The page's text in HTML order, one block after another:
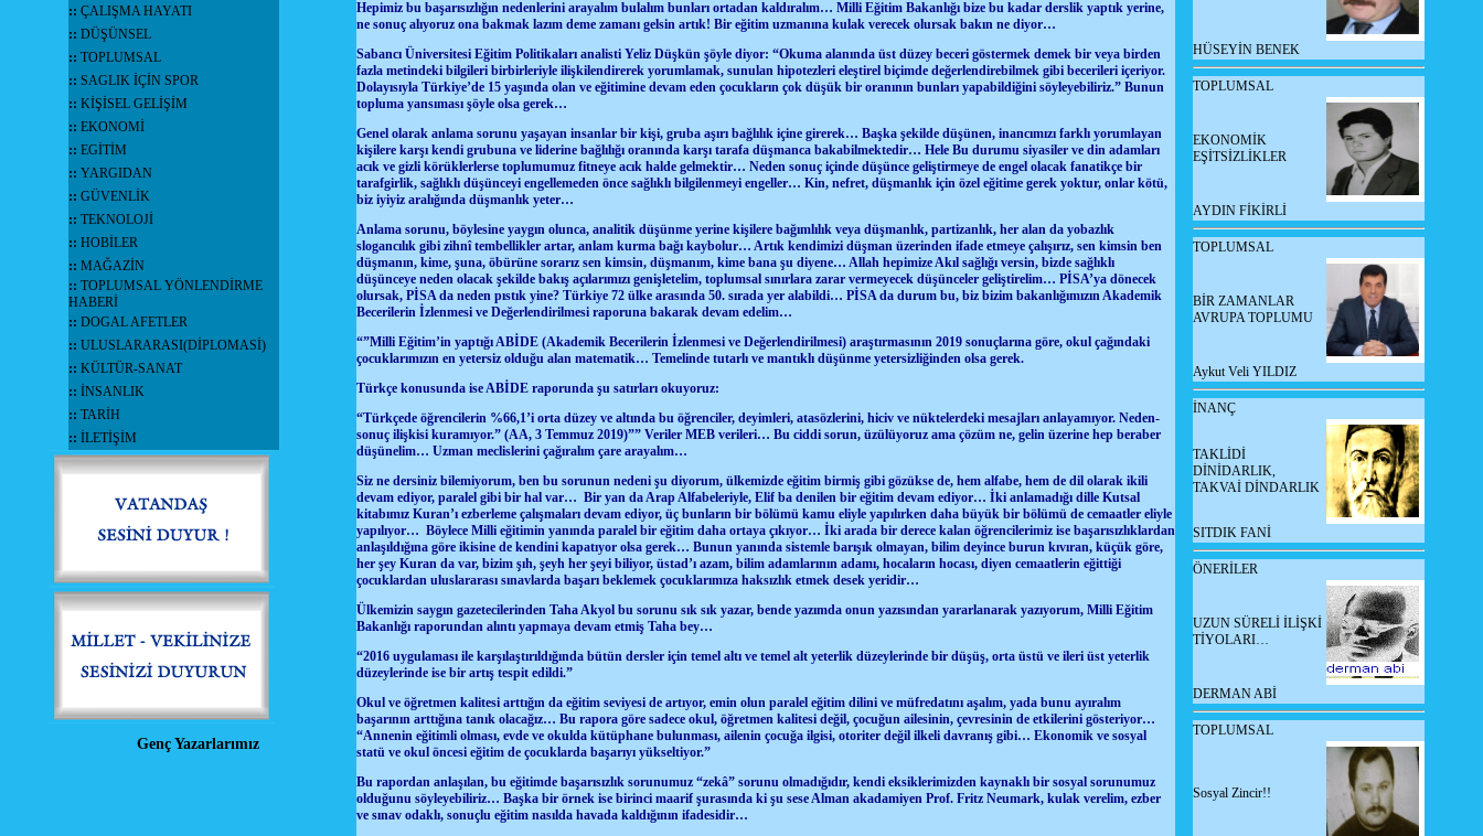
:: ÇALIŞMA HAYATI
:: DÜŞÜNSEL
:: TOPLUMSAL
:: SAGLIK İÇİN SPOR
:: KİŞİSEL GELİŞİM
:: EKONOMİ
:: EGİTİM
:: YARGIDAN
:: GÜVENLİK
:: TEKNOLOJİ
:: HOBİLER
:: MAĞAZİN
:: TOPLUMSAL YÖNLENDİRME
HABERİ
:: DOGAL AFETLER
:: ULUSLARARASI(DİPLOMASİ)
:: KÜLTÜR-SANAT
:: İNSANLIK
:: TARİH
:: İLETİŞİM
Genç Yazarlarımız
Hepimiz bu başarısızlığın nedenlerini arayalım bulalım bunları ortadan kaldıralım… Milli Eğitim Bakanlığı bize bu kadar derslik yaptık yerine,
ne sonuç alıyoruz ona bakmak lazım deme zamanı gelsin artık! Bir eğitim uzmanına kulak verecek olursak bakın ne diyor…
Sabancı Üniversitesi Eğitim Politikaları analisti Yeliz Düşkün şöyle diyor: “Okuma alanında üst düzey beceri göstermek demek bir veya birden
fazla metindeki bilgileri birbirleriyle ilişkilendirerek yorumlamak, sunulan hipotezleri eleştirel biçimde değerlendirebilmek gibi becerileri içeriyor.
Dolayısıyla Türkiye’de 15 yaşında olan ve eğitimine devam eden çocukların çok düşük bir oranının bunları yapabildiğini söyleyebiliriz.” Bunun
topluma yansıması şöyle olsa gerek…
Genel olarak anlama sorunu yaşayan insanlar bir kişi, gruba aşırı bağlılık içine girerek… Başka şekilde düşünen, inancımızı farklı yorumlayan
kişilere karşı kendi grubuna ve liderine bağlılığı oranında karşı tarafa düşmanca bakabilmektedir… Hele Bu durumu siyasiler ve din adamları
acık ve gizli körüklerlerse toplumumuz fitneye acık halde gelmektir… Neden sonuç içinde düşünce geliştirmeye de engel olacak fanatikçe bir
tarafgirlik, sağlıklı düşünceyi engellemeden önce sağlıklı bilgilenmeyi engeller… Kin, nefret, düşmanlık için özel eğitime gerek yoktur, onlar kötü,
biz iyiyiz aralığında düşmanlık yeter…
Anlama sorunu, böylesine yaygın olunca, analitik düşünme yerine kişilere bağımlılık veya düşmanlık, partizanlık, her alan da yobazlık
slogancılık gibi zihnî tembellikler artar, anlam kurma bağı kaybolur… Artık kendimizi düşman üzerinden ifade etmeye çalışırız, sen kimsin ben
düşmanın, kime, şuna, öbürüne sorarız sen kimsin, düşmanım, kime bana şu diyene… Allah hepimize Akıl sağlığı versin, bizde sağlıklı
düşünceye neden olacak şekilde bakış açılarımızı genişletelim, toplumsal sınırlara zarar vermeyecek düşünceler geliştirelim… PİSA’ya dönecek
olursak, PİSA da neden pıstık yine? Türkiye 72 ülke arasında 50. sırada yer alabildi… PİSA da durum bu, biz bizim bakanlığımızın Akademik
Becerilerin İzlenmesi ve Değerlendirilmesi raporuna bakarak devam edelim…
“”Milli Eğitim’in yaptığı ABİDE (Akademik Becerilerin İzlenmesi ve Değerlendirilmesi) araştırmasının 2019 sonuçlarına göre, okul çağındaki
çocuklarımızın en yetersiz olduğu alan matematik… Temelinde tutarlı ve mantıklı düşünme yetersizliğinden olsa gerek.
Türkçe konusunda ise ABİDE raporunda şu satırları okuyoruz:
“Türkçede öğrencilerin %66,1’i orta düzey ve altında bu öğrenciler, deyimleri, atasözlerini, hiciv ve nüktelerdeki mesajları anlayamıyor. Neden-
sonuç ilişkisi kuramıyor.” (AA, 3 Temmuz 2019)”” Veriler MEB verileri… Bu ciddi sorun, üzülüyoruz ama çözüm ne, gelin üzerine hep beraber
düşünelim… Uzman meclislerini çağıralım çare arayalım…
Siz ne dersiniz bilemiyorum, ben bu sorunun nedeni şu diyorum, ülkemizde eğitim birmiş gibi gözükse de, hem alfabe, hem de dil olarak ikili
devam ediyor, paralel gibi bir hal var… Bir yan da Arap Alfabeleriyle, Elif ba denilen bir eğitim devam ediyor… İki anlamadığı dille Kutsal
kitabımız Kuran’ı ezberleme çalışmaları devam ediyor, üç bunların bir bölümü kamu eliyle yapılırken daha büyük bir bölümü de cemaatler eliyle
yapılıyor… Böylece Milli eğitimin yanında paralel bir eğitim daha ortaya çıkıyor… İki arada bir derece kalan öğrencilerimiz ise başarısızlıklardan
anlaşıldığına göre ikisine de kendini kapatıyor olsa gerek… Bunun yanında sistemle barışık olmayan, bilim deyince burun kıvıran, küçük göre,
her şey Kuran da var, bizim şıh, şeyh her şeyi biliyor, üstad’ı azam, bilim adamlarının adamı, hocaların hocası, diyen cemaatlerin eğittiği
çocuklardan uluslararası sınavlarda başarı beklemek çocuklarımıza haksızlık etmek desek yeridir…
Ülkemizin saygın gazetecilerinden Taha Akyol bu sorunu sık sık yazar, bende yazımda onun yazısından yararlanarak yazıyorum, Milli Eğitim
Bakanlığı raporundan alıntı yapmaya devam etmiş Taha bey…
“2016 uygulaması ile karşılaştırıldığında bütün dersler için temel altı ve temel alt yeterlik düzeylerinde bir düşüş, orta üstü ve ileri üst yeterlik
düzeylerinde ise bir artış tespit edildi.”
Okul ve öğretmen kalitesi arttığın da eğitim seviyesi de artıyor, emin olun paralel eğitim dilini ve müfredatını aşalım, yada bunu ayıralım
başarının arttığına tanık olacağız… Bu rapora göre sadece okul, öğretmen kalitesi değil, çocuğun ailesinin, çevresinin de etkilerini gösteriyor…
“Annenin eğitimli olması, evde ve okulda kütüphane bulunması, ailenin çocuğa ilgisi, otoriter değil ilkeli davranış gibi… Ekonomik ve sosyal
statü ve okul öncesi eğitim de çocuklarda başarıyı yükseltiyor.”
Bu rapordan anlaşılan, bu eğitimde başarısızlık sorunumuz “zekâ” sorunu olmadığıdır, kendi eksiklerimizden kaynaklı bir sosyal sorunumuz
olduğunu söyleyebiliriz… Başka bir örnek ise birinci maarif şurasında ki şu sese Alman akadamiyen Prof. Fritz Neumark, kulak verelim, ezber
ve sınav odaklı, sonuçlu eğitim nasılda havada kaldığının ifadesidir…
HÜSEYİN BENEK
TOPLUMSAL
EKONOMİK
EŞİTSİZLİKLER
AYDIN FİKİRLİ
TOPLUMSAL
BİR ZAMANLAR
AVRUPA TOPLUMU
Aykut Veli YILDIZ
İNANÇ
TAKLİDİ
DİNİDARLIK,
TAKVAİ DİNDARLIK
SITDIK FANİ
ÖNERİLER
UZUN SÜRELİ İLİŞKİ
TİYOLARI…
DERMAN ABİ
TOPLUMSAL
Sosyal Zincir!!